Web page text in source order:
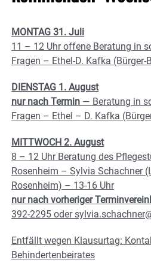
MONTAG 31. Juli
11 – 12 Uhr offene Beratung in
Fragen – Ethel-D. Kafka (Bürger-
DIENSTAG 1. August
nur nach Termin — Beratung in
Fragen – Ethel – D. Kafka
MITTWOCH 2. August
8 – 12 Uhr Beratung des
Rosenheim – Sylvia Schachner
Rosenheim) – 13-16 Uhr
nur nach vorheriger
392-2295 oder
Entfällt wegen Klausurtag:
Behindertenbeirates